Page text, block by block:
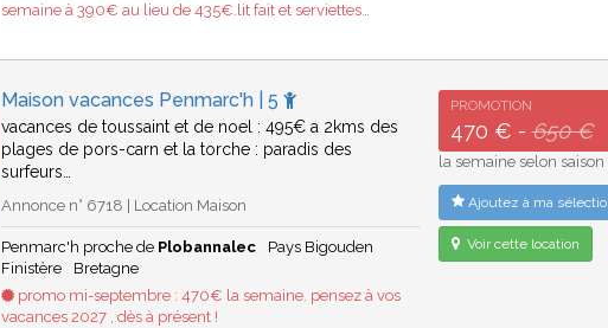
semaine à 390€ au lieu de 435€.lit fait et serviettes…
Maison vacances Penmarc'h | 5
vacances de toussaint et de noel : 495€ a 2kms des
plages de pors-carn et la torche : paradis des
surfeurs…
Annonce n° 6718 | Location Maison
Penmarc'h proche de Plobannalec
Pays Bigouden
Finistère
Bretagne
promo mi-septembre : 470€ la semaine. pensez à vos
vacances 2027 , dès à présent !
PROMOTION
470 € -650 €
la semaine selon saison
Ajoutez à ma
Voir cette location